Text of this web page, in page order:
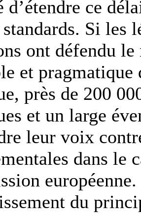
ce
Si les
ont défendu
et
près de 200
et un large
leur voix
dans le
du